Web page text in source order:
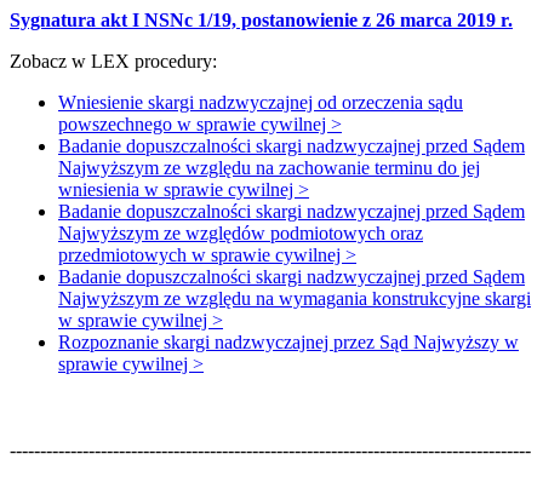
Sygnatura akt I NSNc 1/19, postanowienie z 26 marca 2019 r.
Zobacz w LEX procedury:
Wniesienie skargi nadzwyczajnej od orzeczenia sądu
powszechnego w sprawie cywilnej >
Badanie dopuszczalności skargi nadzwyczajnej przed Sądem
Najwyższym ze względu na zachowanie terminu do jej
wniesienia w sprawie cywilnej >
Badanie dopuszczalności skargi nadzwyczajnej przed Sądem
Najwyższym ze względów podmiotowych oraz
przedmiotowych w sprawie cywilnej >
Badanie dopuszczalności skargi nadzwyczajnej przed Sądem
Najwyższym ze względu na wymagania konstrukcyjne skargi
w sprawie cywilnej >
Rozpoznanie skargi nadzwyczajnej przez Sąd Najwyższy w
sprawie cywilnej >
--------------------------------------------------------------------------------------